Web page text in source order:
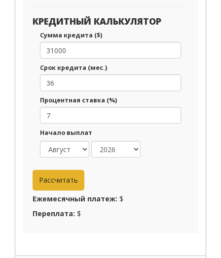
КРЕДИТНЫЙ КАЛЬКУЛЯТОР
Сумма кредита ($)
Срок кредита (мес.)
Процентная ставка (%)
Начало выплат
Ежемесячный платеж: $
Переплата: $